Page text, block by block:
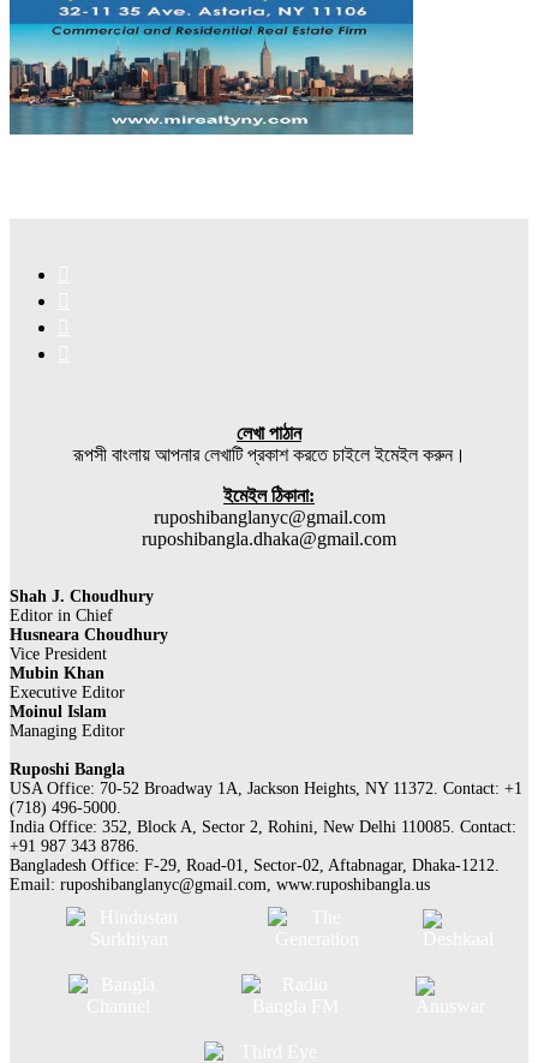
লেখা পাঠান
রূপসী বাংলায় আপনার লেখাটি প্রকাশ করতে চাইলে ইমেইল করুন।
ইমেইল ঠিকানা:
ruposhibanglanyc@gmail.com
ruposhibangla.dhaka@gmail.com
Shah J. Choudhury
Editor in Chief
Husneara Choudhury
Vice President
Mubin Khan
Executive Editor
Moinul Islam
Managing Editor
Ruposhi Bangla
USA Office: 70-52 Broadway 1A, Jackson Heights, NY 11372. Contact:‭ +1
(718) 496-5000.
India Office: 352, Block A, Sector 2, Rohini, New Delhi 110085. Contact:
+91 987 343 8786.
Bangladesh Office: F-29, Road-01, Sector-02, Aftabnagar, Dhaka-1212.
Email: ruposhibanglanyc@gmail.com, www.ruposhibangla.us